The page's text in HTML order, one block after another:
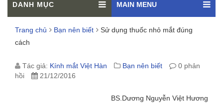
DANH MỤC MAIN MENU
Trang chủ Bạn nên biết
Sử dụng thuốc nhỏ mắt đúng
cách
SỬ
Tác giả: Kính mắt Việt Hàn Bạn nên biết
0 phản
hồi
21/12/2016
BS.Dương Nguyễn Việt Hương